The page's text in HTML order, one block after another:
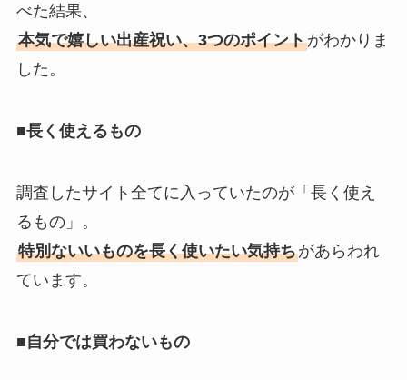
べた結果、
本気で嬉しい出産祝い、3つのポイントがわかりま
した。
■長く使えるもの
調査したサイト全てに入っていたのが「長く使え
るもの」。
特別ないいものを長く使いたい気持ちがあらわれ
ています。
■自分では買わないもの